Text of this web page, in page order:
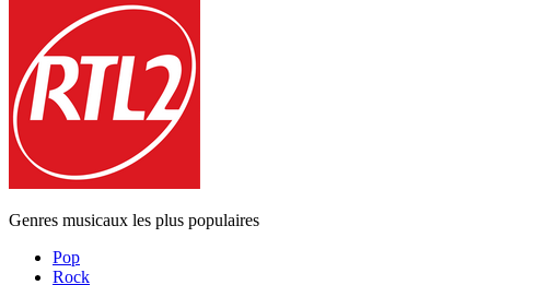
Genres musicaux les plus populaires
Pop
Rock